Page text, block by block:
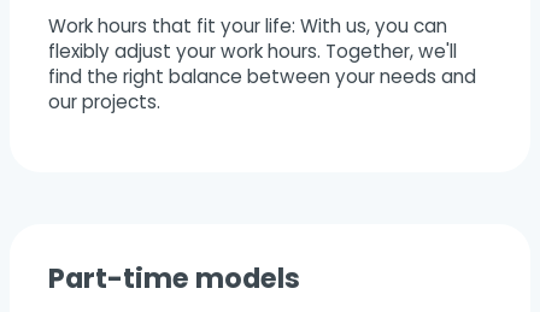
Work hours that fit your life: With us, you can
flexibly adjust your work hours. Together, we'll
find the right balance between your needs and
our projects.
Part-time models